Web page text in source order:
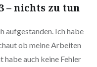
– nichts zu tun
aufgestanden. Ich habe
ob meine Arbeiten
auch keine Fehler